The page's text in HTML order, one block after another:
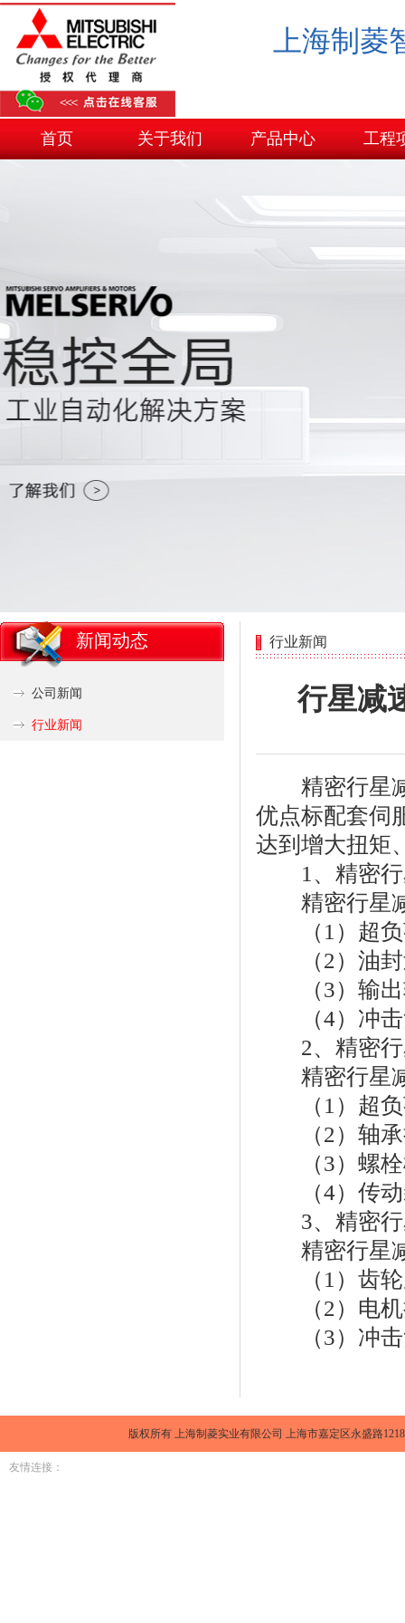
上海制
首页 关于我们 产品中心 工程
新闻动态
公司新闻
行业新闻
行业新闻
行星减
精密行星减
优点标配套伺
达到增大扭矩
1、精密行
精密行星减
（1）超负
（2）油封
（3）输出
（4）冲击
2、精密行
精密行星减
（1）超负
（2）轴承
（3）螺栓
（4）传动
3、精密行
精密行星减
（1）齿轮
（2）电机
（3）冲击
版权所有 上海制菱实业有限公司 上海市嘉定区永盛路
友情连接：